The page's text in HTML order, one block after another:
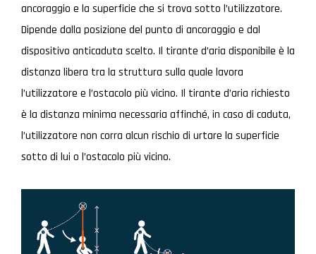
ancoraggio e la superficie che si trova sotto l’utilizzatore.
Dipende dalla posizione del punto di ancoraggio e dal
dispositivo anticaduta scelto. Il tirante d’aria disponibile è la
distanza libera tra la struttura sulla quale lavora
l’utilizzatore e l’ostacolo più vicino. Il tirante d’aria richiesto
è la distanza minima necessaria affinché, in caso di caduta,
l’utilizzatore non corra alcun rischio di urtare la superficie
sotto di lui o l’ostacolo più vicino.